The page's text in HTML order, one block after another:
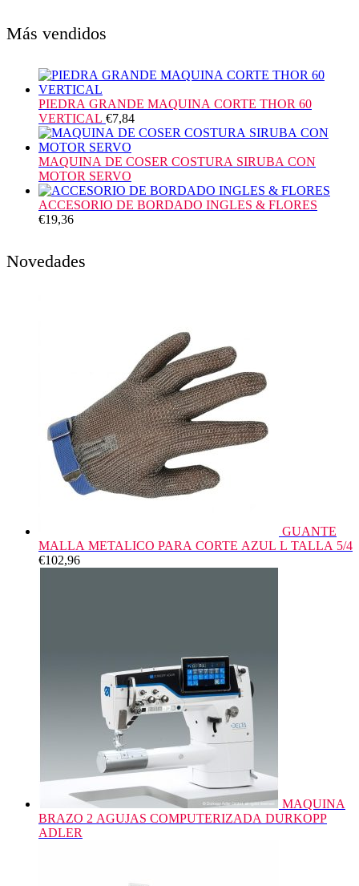
Más vendidos
PIEDRA GRANDE MAQUINA CORTE THOR 60
VERTICAL €7,84
MAQUINA DE COSER COSTURA SIRUBA CON
MOTOR SERVO
ACCESORIO DE BORDADO INGLES & FLORES
€19,36
Novedades
GUANTE
MALLA METALICO PARA CORTE AZUL L TALLA 5/4
€102,96
MAQUINA
BRAZO 2 AGUJAS COMPUTERIZADA DURKOPP
ADLER